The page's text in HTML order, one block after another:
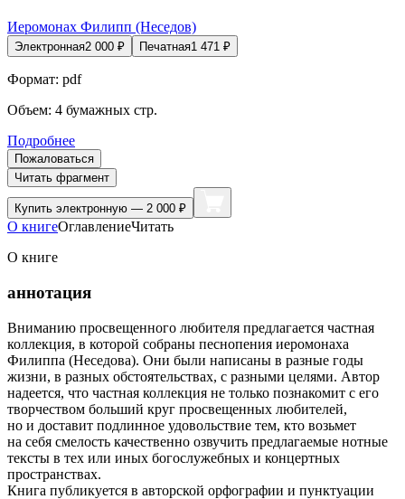
Иеромонах Филипп (Неседов)
Электронная2 000 ₽ Печатная1 471 ₽
Формат: pdf
Объем: 4 бумажных стр.
Подробнее
Пожаловаться
Читать фрагмент
Купить электронную — 2 000 ₽
О книгеОглавлениеЧитать
О книге
аннотация
Вниманию просвещенного любителя предлагается частная
коллекция, в которой собраны песнопения иеромонаха
Филиппа (Неседова). Они были написаны в разные годы
жизни, в разных обстоятельствах, с разными целями. Автор
надеется, что частная коллекция не только познакомит с его
творчеством больший круг просвещенных любителей,
но и доставит подлинное удовольствие тем, кто возьмет
на себя смелость качественно озвучить предлагаемые нотные
тексты в тех или иных богослужебных и концертных
пространствах.
Книга публикуется в авторской орфографии и пунктуации